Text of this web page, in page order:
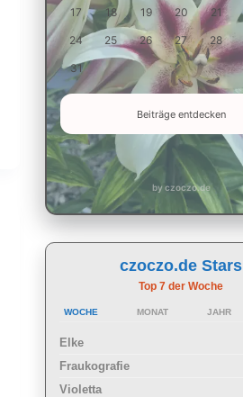
17 18 19 20 21
24 25 26 27 28
31
Beiträge entdecken
by czoczo.de
czoczo.de Stars
Top 7 der Woche
WOCHE MONAT JAHR
Elke
Fraukografie
Violetta